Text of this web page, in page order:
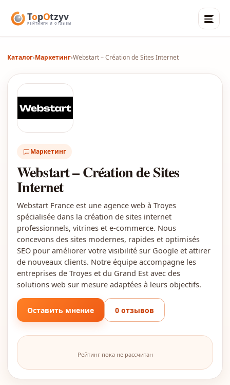
Каталог›Маркетинг›Webstart – Création de Sites Internet
Маркетинг
Webstart – Création de Sites
Internet
Webstart France est une agence web à Troyes
spécialisée dans la création de sites internet
professionnels, vitrines et e-commerce. Nous
concevons des sites modernes, rapides et optimisés
SEO pour améliorer votre visibilité sur Google et attirer
de nouveaux clients. Notre équipe accompagne les
entreprises de Troyes et du Grand Est avec des
solutions web sur mesure adaptées à leurs objectifs.
Оставить мнение 0 отзывов
Рейтинг пока не рассчитан